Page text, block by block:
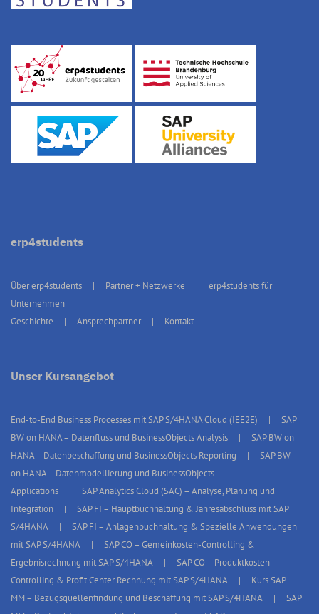
erp4students
Über erp4students Partner + Netzwerke
erp4students für
Unternehmen
Geschichte
Ansprechpartner Kontakt
Unser Kursangebot
End-to-End Business Processes mit SAP S/4HANA Cloud (IEE2E)
SAP
BW on HANA – Datenfluss und BusinessObjects Analysis
SAP BW on
HANA – Datenbeschaffung und BusinessObjects Reporting
SAP BW
on HANA – Datenmodellierung und BusinessObjects
Applications
SAP Analytics Cloud (SAC) – Analyse, Planung und
Integration
SAP FI – Hauptbuchhaltung & Jahresabschluss mit SAP
S/4HANA
SAP FI – Anlagenbuchhaltung & Spezielle Anwendungen
mit SAP S/4HANA
SAP CO – Gemeinkosten-Controlling &
Ergebnisrechnung mit SAP S/4HANA
SAP CO – Produktkosten-
Controlling & Profit Center Rechnung mit SAP S/4HANA
Kurs SAP
MM – Bezugsquellenfindung und Beschaffung mit SAP S/4HANA
SAP